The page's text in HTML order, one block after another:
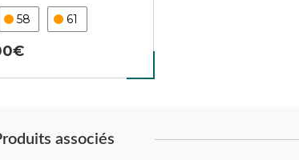
58 61
associés